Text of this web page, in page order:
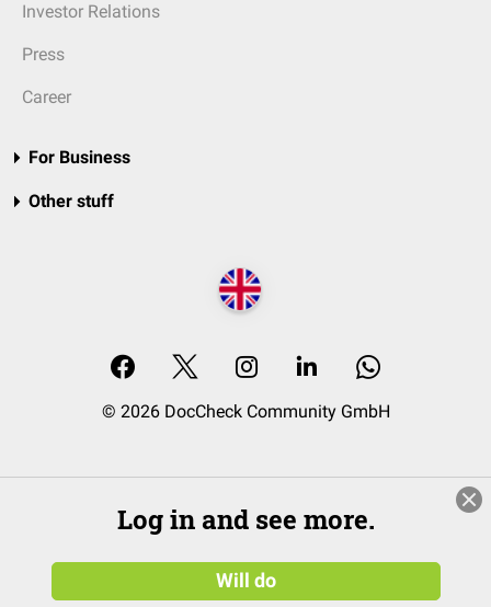
Investor Relations
Press
Career
For Business
Other stuff
© 2026 DocCheck Community GmbH
Log in and see more.
Will do